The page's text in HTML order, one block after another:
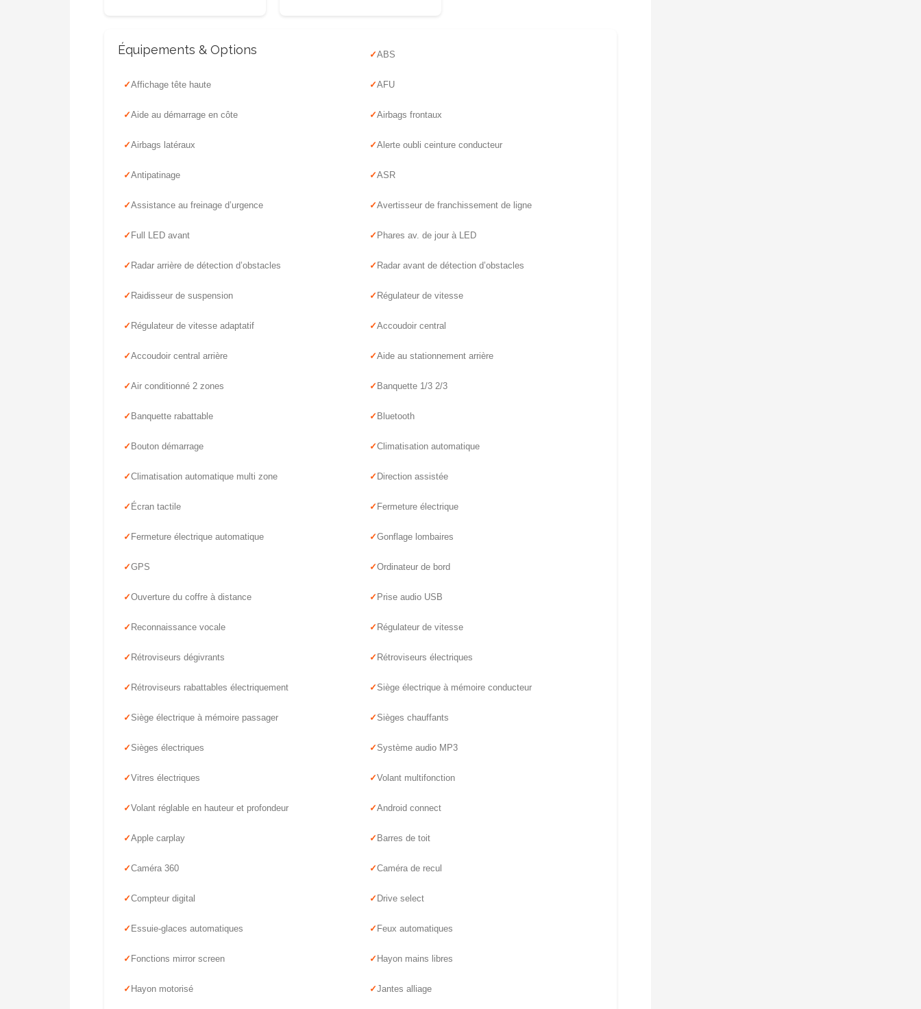
Équipements & Options ABS
Affichage tête haute AFU
Aide au démarrage en côte Airbags frontaux
Airbags latéraux Alerte oubli ceinture conducteur
Antipatinage ASR
Assistance au freinage d’urgence Avertisseur de franchissement de ligne
Full LED avant Phares av. de jour à LED
Radar arrière de détection d’obstacles Radar avant de détection d’obstacles
Raidisseur de suspension Régulateur de vitesse
Régulateur de vitesse adaptatif Accoudoir central
Accoudoir central arrière Aide au stationnement arrière
Air conditionné 2 zones Banquette 1/3 2/3
Banquette rabattable Bluetooth
Bouton démarrage Climatisation automatique
Climatisation automatique multi zone Direction assistée
Écran tactile Fermeture électrique
Fermeture électrique automatique Gonflage lombaires
GPS Ordinateur de bord
Ouverture du coffre à distance Prise audio USB
Reconnaissance vocale Régulateur de vitesse
Rétroviseurs dégivrants Rétroviseurs électriques
Rétroviseurs rabattables électriquement Siège électrique à mémoire conducteur
Siège électrique à mémoire passager Sièges chauffants
Sièges électriques Système audio MP3
Vitres électriques Volant multifonction
Volant réglable en hauteur et profondeur Android connect
Apple carplay Barres de toit
Caméra 360 Caméra de recul
Compteur digital Drive select
Essuie-glaces automatiques Feux automatiques
Fonctions mirror screen Hayon mains libres
Hayon motorisé Jantes alliage